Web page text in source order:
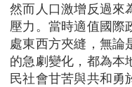
然而人口激增反過來
壓力。當時適值國際
處東西方夾縫，無論
的急劇變化，都為本
民社會甘苦與共和勇